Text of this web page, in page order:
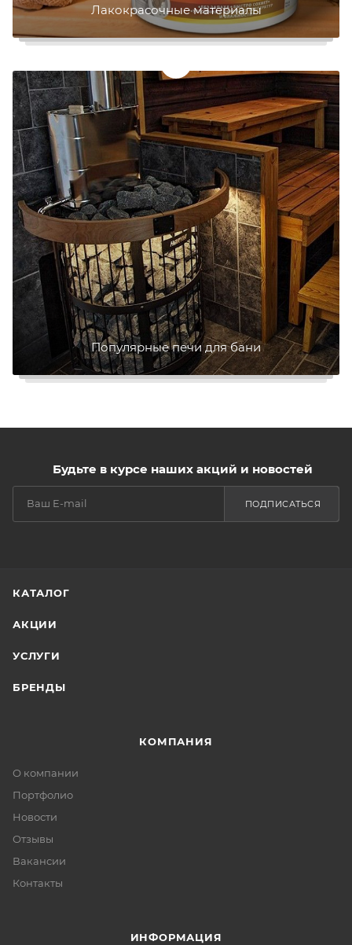
Лакокрасочные материалы
Популярные печи для бани
Будьте в курсе наших акций и новостей
ПОДПИСАТЬСЯ
КАТАЛОГ
АКЦИИ
УСЛУГИ
БРЕНДЫ
КОМПАНИЯ
О компании
Портфолио
Новости
Отзывы
Вакансии
Контакты
ИНФОРМАЦИЯ